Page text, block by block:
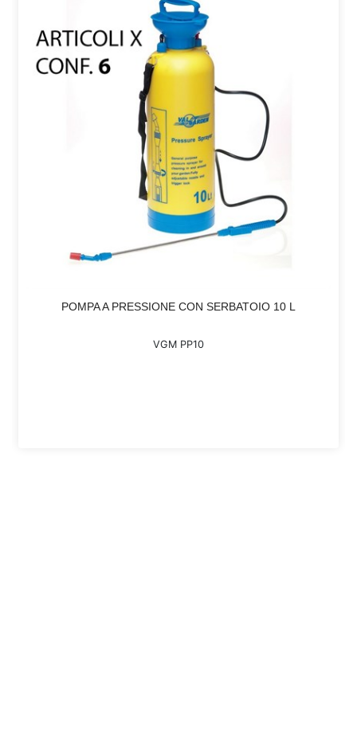
POMPA A PRESSIONE CON SERBATOIO 10 L
VGM PP10